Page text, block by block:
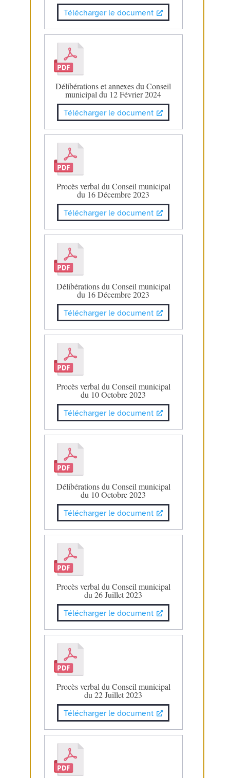
Télécharger le document
Délibérations et annexes du Conseil
municipal du 12 Février 2024
Télécharger le document
Procès verbal du Conseil municipal
du 16 Décembre 2023
Télécharger le document
Délibérations du Conseil municipal
du 16 Décembre 2023
Télécharger le document
Procès verbal du Conseil municipal
du 10 Octobre 2023
Télécharger le document
Délibérations du Conseil municipal
du 10 Octobre 2023
Télécharger le document
Procès verbal du Conseil municipal
du 26 Juillet 2023
Télécharger le document
Procès verbal du Conseil municipal
du 22 Juillet 2023
Télécharger le document